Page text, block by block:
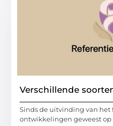
Verschillende
Sinds de uitvinding van het
ontwikkelingen geweest